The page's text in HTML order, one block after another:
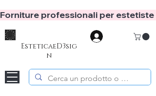
Forniture professionali per
EsteticaeD3sig
n